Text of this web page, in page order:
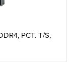
PCT. T/S,